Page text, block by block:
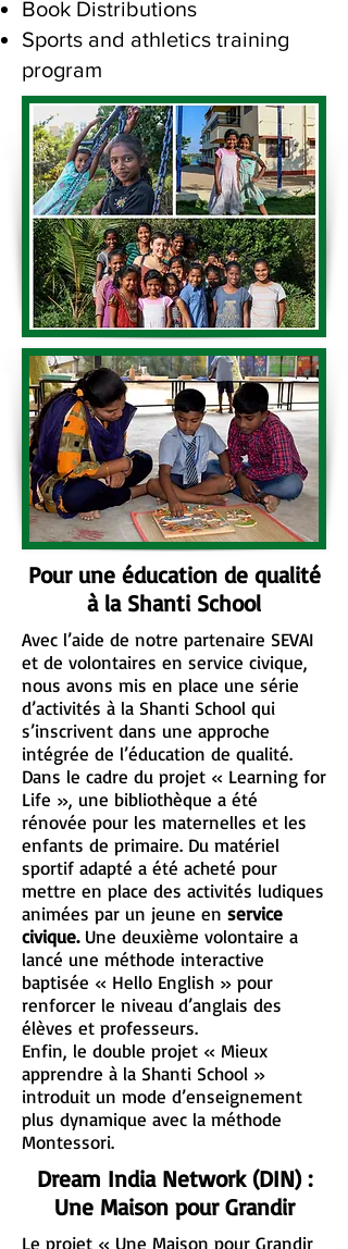
Book Distributions
Sports and athletics training
program
Pour une éducation de qualité
à la Shanti School
Avec l’aide de notre partenaire SEVAI
et de volontaires en service civique,
nous avons mis en place une série
d’activités à la Shanti School qui
s’inscrivent dans une approche
intégrée de l’éducation de qualité.
Dans le cadre du projet « Learning for
Life », une bibliothèque a été
rénovée pour les maternelles et les
enfants de primaire. Du matériel
sportif adapté a été acheté pour
mettre en place des activités ludiques
animées par un jeune en service
civique.Une deuxième volontaire a
lancé une méthode interactive
baptisée « Hello English » pour
renforcer le niveau d’anglais des
élèves et professeurs.
Enfin, le double projet « Mieux
apprendre à la Shanti School »
introduit un mode d’enseignement
plus dynamique avec la méthode
Montessori.
Dream India Network (DIN) :
Une Maison pour Grandir
Le projet « Une Maison pour Grandir